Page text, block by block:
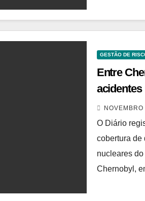
GESTÃO DE
Entre
acidentes
28/11/
O Diário
cobertura de
nucleares
Chernobyl,